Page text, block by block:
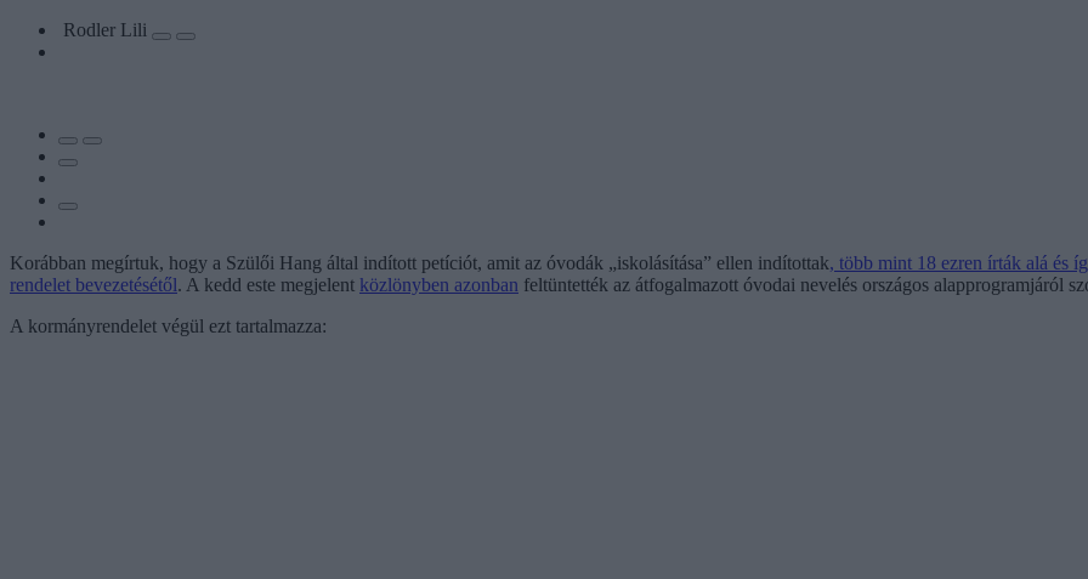
Rodler Lili
Korábban megírtuk, hogy a Szülői Hang által indított petíciót, amit az óvodák „iskolásítása” ellen indítottak, több mint 18 ezren írták alá és
rendelet bevezetésétől. A kedd este megjelent közlönyben azonban feltüntették az átfogalmazott óvodai nevelés országos alapprogramjáról
A kormányrendelet végül ezt tartalmazza: